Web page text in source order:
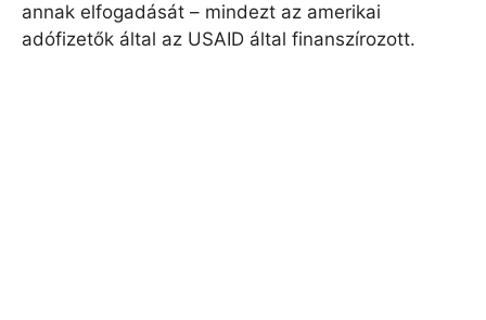
annak elfogadását – mindezt az amerikai
adófizetők által az USAID által finanszírozott.